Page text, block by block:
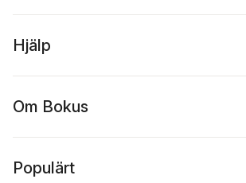
Hjälp
Om Bokus
Populärt